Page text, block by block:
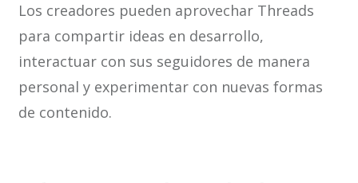
Los creadores pueden aprovechar Threads
para compartir ideas en desarrollo,
interactuar con sus seguidores de manera
personal y experimentar con nuevas formas
de contenido.